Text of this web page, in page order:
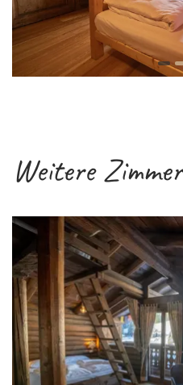
Weitere Zimmer